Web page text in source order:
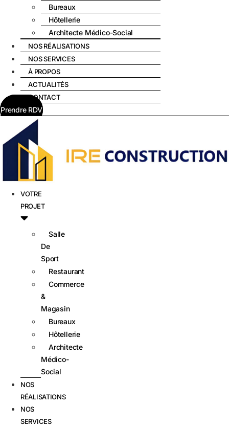
Bureaux
Hôtellerie
Architecte Médico-Social
NOS RÉALISATIONS
NOS SERVICES
À PROPOS
ACTUALITÉS
CONTACT
Prendre RDV
VOTRE
PROJET
Salle
De
Sport
Restaurant
Commerce
&
Magasin
Bureaux
Hôtellerie
Architecte
Médico-
Social
NOS
RÉALISATIONS
NOS
SERVICES